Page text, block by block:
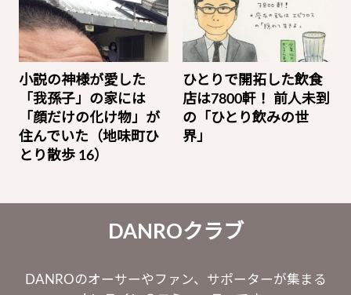
小説の神様が愛した
「我孫子」の家には
「顔だけの化け物」が
住んでいた（地味町ひ
とり散歩 16）
ひとりで開拓した飲食
店は7800軒！ 前人未到
の「ひとり飲みの世
界」
DANROクラブ
DANROのオーサーやファン、サポーターが集まる